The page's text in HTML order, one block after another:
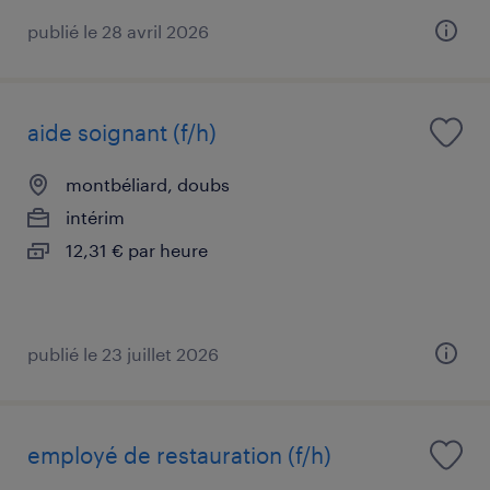
publié le 28 avril 2026
aide soignant (f/h)
montbéliard, doubs
intérim
12,31 € par heure
publié le 23 juillet 2026
employé de restauration (f/h)